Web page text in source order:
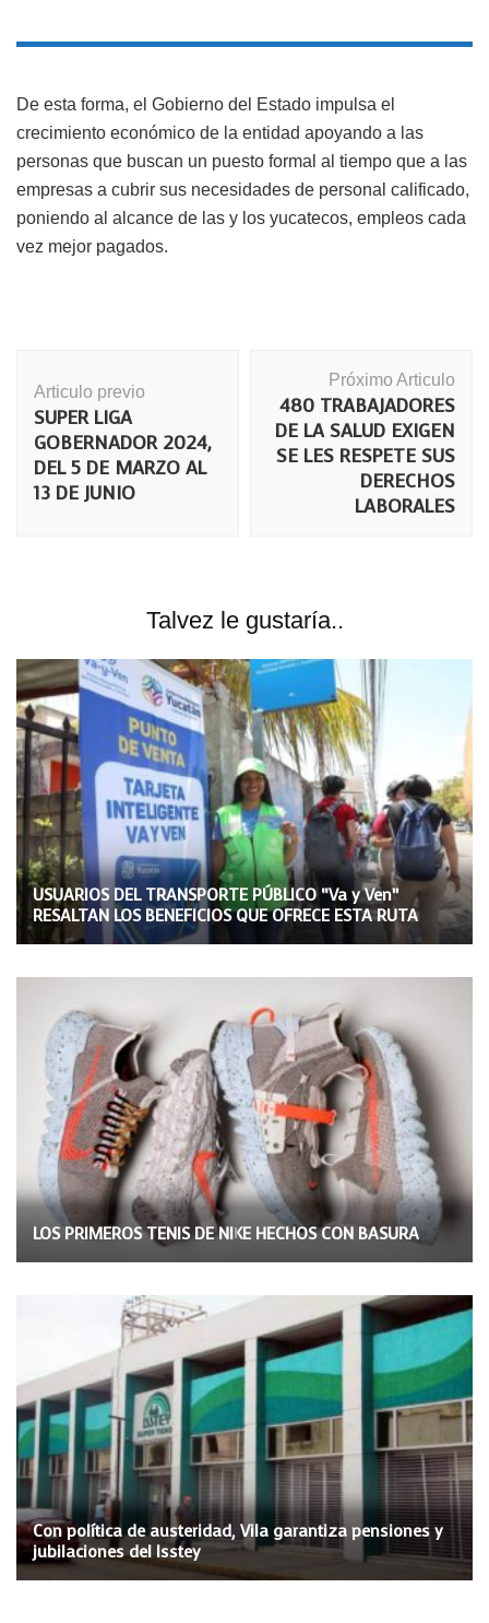
De esta forma, el Gobierno del Estado impulsa el
crecimiento económico de la entidad apoyando a las
personas que buscan un puesto formal al tiempo que a las
empresas a cubrir sus necesidades de personal calificado,
poniendo al alcance de las y los yucatecos, empleos cada
vez mejor pagados.
de
publicación
Articulo previo
SUPER LIGA
GOBERNADOR 2024,
DEL 5 DE MARZO AL
13 DE JUNIO
Próximo Articulo
480 TRABAJADORES
DE LA SALUD EXIGEN
SE LES RESPETE SUS
DERECHOS
LABORALES
Talvez le gustaría..
USUARIOS DEL TRANSPORTE PÚBLICO “Va y Ven”
RESALTAN LOS BENEFICIOS QUE OFRECE ESTA RUTA
LOS PRIMEROS TENIS DE NIKE HECHOS CON BASURA
Con política de austeridad, Vila garantiza pensiones y
jubilaciones del Isstey